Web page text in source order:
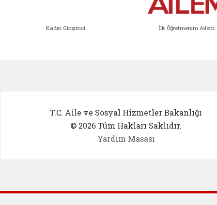
Kadın Girişimci İlk Öğretmenim Ailem
T.C. Aile ve Sosyal Hizmetler Bakanlığı
© 2026 Tüm Hakları Saklıdır.
Yardım Masası